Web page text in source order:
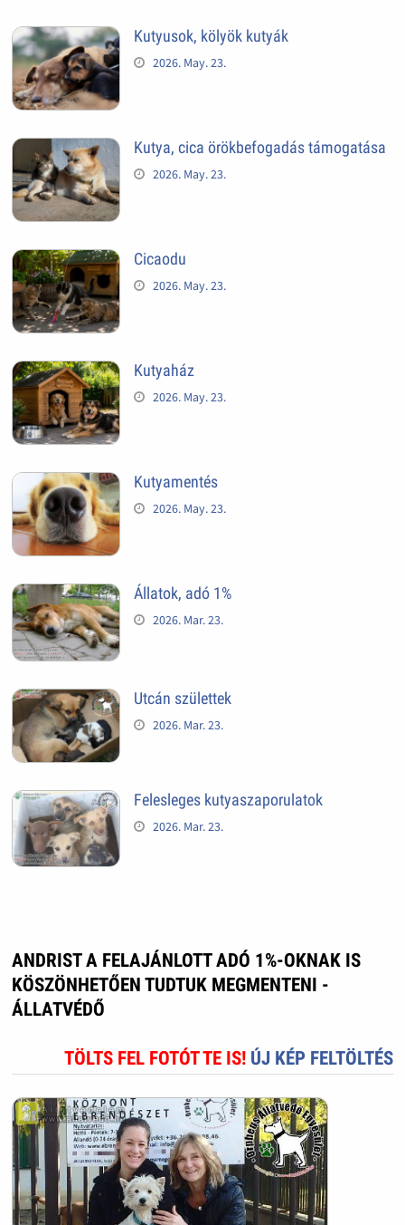
Kutyusok, kölyök kutyák
2026. May. 23.
Kutya, cica örökbefogadás támogatása
2026. May. 23.
Cicaodu
2026. May. 23.
Kutyaház
2026. May. 23.
Kutyamentés
2026. May. 23.
Állatok, adó 1%
2026. Mar. 23.
Utcán születtek
2026. Mar. 23.
Felesleges kutyaszaporulatok
2026. Mar. 23.
ANDRIST A FELAJÁNLOTT ADÓ 1%-OKNAK IS
KÖSZÖNHETŐEN TUDTUK MEGMENTENI -
ÁLLATVÉDŐ
TÖLTS FEL FOTÓT TE IS! ÚJ KÉP FELTÖLTÉS